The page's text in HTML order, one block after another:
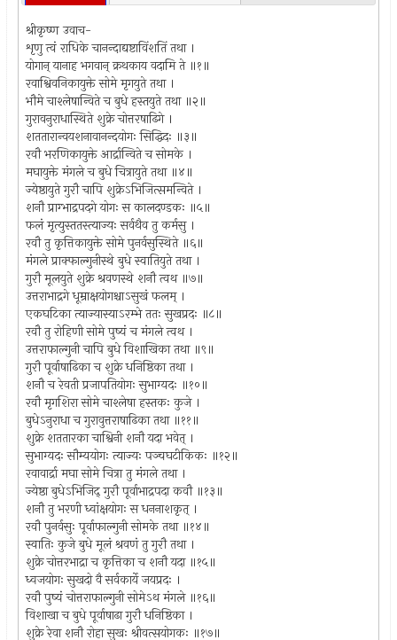
श्रीकृष्ण उवाच-
शृणु त्वं राधिके चानन्दाद्यष्टाविंशतिं तथा ।
योगान् यानाह भगवान् क्रथकाय वदामि ते ॥१॥
रवाश्विवनिकायुक्ते सोमे मृगयुते तथा ।
भौमे चाश्लेषान्विते च बुधे हस्तयुते तथा ॥२॥
गुरावनुराधास्थिते शुक्रे चोत्तरषाढिगे ।
शततारान्वयशनावानन्दयोगः सिद्धिदः ॥३॥
रवौ भरणिकायुक्ते आर्द्रान्विते च सोमके ।
मघायुक्ते मंगले च बुधे चित्रायुते तथा ॥४॥
ज्येष्ठायुते गुरौ चापि शुक्रेऽभिजित्समन्विते ।
शनौ प्राग्भाद्रपदगे योगः स कालदण्डकः ॥५॥
फलं मृत्युस्ततस्त्याज्यः सर्वथैव तु कर्मसु ।
रवौ तु कृत्तिकायुक्ते सोमे पुनर्वसुस्थिते ॥६॥
मंगले प्राक्फाल्गुनीस्थे बुधे स्वातियुते तथा ।
गुरौ मूलयुते शुक्रे श्रवणस्थे शनौ त्वथ ॥७॥
उत्तराभाद्रगे धूम्राक्षयोगश्चाऽसुखं फलम् ।
एकघटिका त्याज्यास्याऽरम्भे ततः सुखप्रदः ॥८॥
रवौ तु रोहिणी सोमे पुष्यं च मंगले त्वथ ।
उत्तराफाल्गुनी चापि बुधे विशाखिका तथा ॥९॥
गुरौ पूर्वाषाढिका च शुक्रे धनिष्ठिका तथा ।
शनौ च रेवती प्रजापतियोगः सुभाग्यदः ॥१०॥
रवौ मृगशिरा सोमे चाश्लेषा हस्तकः कुजे ।
बुधेऽनुराधा च गुरावुत्तराषाढिका तथा ॥११॥
शुक्रे शततारका चाश्विनी शनौ यदा भवेत् ।
सुभाग्यदः सौम्ययोगः त्याज्यः पञ्चघटीकिकः ॥१२॥
रवावार्द्रा मघा सोमे चित्रा तु मंगले तथा ।
ज्येष्ठा बुधेऽभिजिद् गुरौ पूर्वाभाद्रपदा कवौ ॥१३॥
शनौ तु भरणी ध्वांक्षयोगः स धननाशकृत् ।
रवौ पुनर्वसुः पूर्वाफाल्गुनी सोमके तथा ॥१४॥
स्वातिः कुजे बुधे मूलं श्रवणं तु गुरौ तथा ।
शुक्रे चोत्तरभाद्रा च कृत्तिका च शनौ यदा ॥१५॥
ध्वजयोगः सुखदो वै सर्वकार्ये जयप्रदः ।
रवौ पुष्यं चोत्तराफाल्गुनी सोमेऽथ मंगले ॥१६॥
विशाखा च बुधे पूर्वाषाढा गुरौ धनिष्ठिका ।
शुक्रे रेवा शनौ रोहा सुखः श्रीवत्सयोगकः ॥१७॥